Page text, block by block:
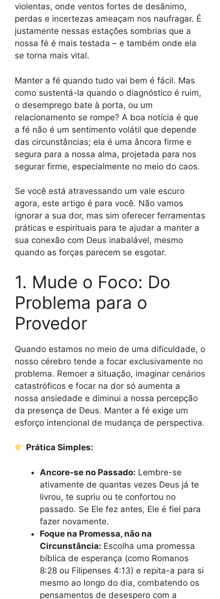
violentas, onde ventos fortes de desânimo,
perdas e incertezas ameaçam nos naufragar. É
justamente nessas estações sombrias que a
nossa fé é mais testada – e também onde ela
se torna mais vital.
Manter a fé quando tudo vai bem é fácil. Mas
como sustentá-la quando o diagnóstico é ruim,
o desemprego bate à porta, ou um
relacionamento se rompe? A boa notícia é que
a fé não é um sentimento volátil que depende
das circunstâncias; ela é uma âncora firme e
segura para a nossa alma, projetada para nos
segurar firme, especialmente no meio do caos.
Se você está atravessando um vale escuro
agora, este artigo é para você. Não vamos
ignorar a sua dor, mas sim oferecer ferramentas
práticas e espirituais para te ajudar a manter a
sua conexão com Deus inabalável, mesmo
quando as forças parecem se esgotar.
1. Mude o Foco: Do
Problema para o
Provedor
Quando estamos no meio de uma dificuldade, o
nosso cérebro tende a focar exclusivamente no
problema. Remoer a situação, imaginar cenários
catastróficos e focar na dor só aumenta a
nossa ansiedade e diminui a nossa percepção
da presença de Deus. Manter a fé exige um
esforço intencional de mudança de perspectiva.
Prática Simples:
Ancore-se no Passado: Lembre-se
ativamente de quantas vezes Deus já te
livrou, te supriu ou te confortou no
passado. Se Ele fez antes, Ele é fiel para
fazer novamente.
Foque na Promessa, não na
Circunstância: Escolha uma promessa
bíblica de esperança (como Romanos
8:28 ou Filipenses 4:13) e repita-a para si
mesmo ao longo do dia, combatendo os
pensamentos de desespero com a